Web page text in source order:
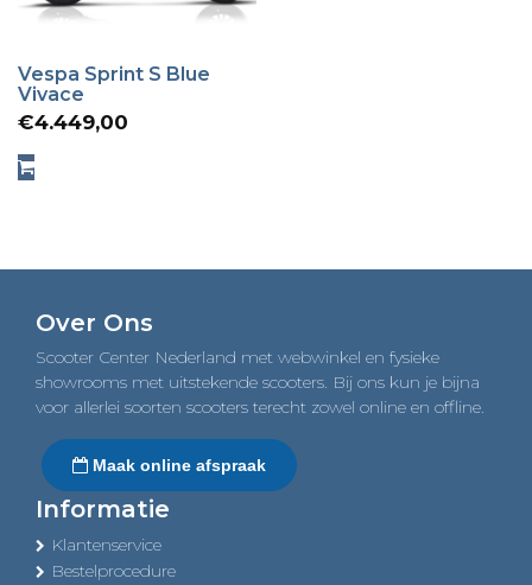
Vespa Sprint S Blue
Vivace
€4.449,00
Over Ons
Scooter Center Nederland met webwinkel en fysieke
showrooms met uitstekende scooters. Bij ons kun je bijna
voor allerlei soorten scooters terecht zowel online en offline.
Maak online afspraak
Informatie
Klantenservice
Bestelprocedure